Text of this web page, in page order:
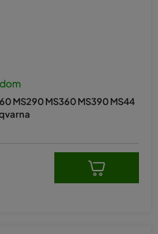
MS290 MS360 MS390 MS44